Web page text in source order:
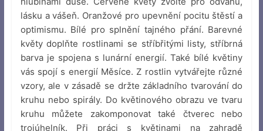
lásku a vášeň. Oranžové pro upevnění pocitu štěstí a
optimismu. Bílé pro splnění tajného přání. Barevné
květy doplňte rostlinami se stříbřitými listy, stříbrná
barva je spojena s lunární energií. Také bílé květiny
vás spojí s energií Měsíce. Z rostlin vytvářejte různé
vzory, ale v zásadě se držte základního tvarování do
kruhu nebo spirály. Do květinového obrazu ve tvaru
kruhu můžete zakomponovat také čtverec nebo
trojúhelník. Při práci s květinami na zahradě